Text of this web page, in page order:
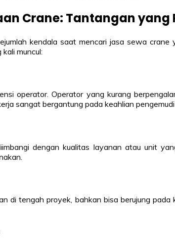
Crane: Tantangan yang
kendala saat mencari jasa sewa
muncul:
operator. Operator yang kurang
sangat bergantung pada keahlian
dengan kualitas layanan atau unit
tengah proyek, bahkan bisa berujung